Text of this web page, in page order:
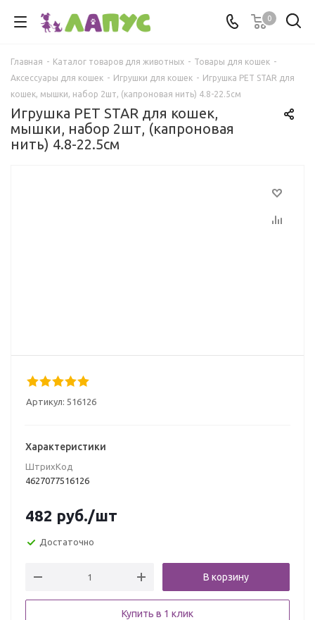
0
Главная - Каталог товаров для животных - Товары для кошек -
Аксессуары для кошек - Игрушки для кошек - Игрушка PET STAR для
кошек, мышки, набор 2шт, (капроновая нить) 4.8-22.5см
Игрушка PET STAR для кошек,
мышки, набор 2шт, (капроновая
нить) 4.8-22.5см
Артикул: 516126
Характеристики
ШтрихКод
4627077516126
482 руб./шт
Достаточно
В корзину
Купить в 1 клик